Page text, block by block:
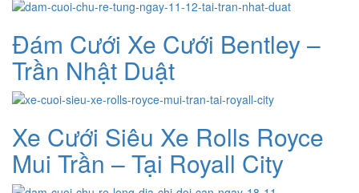
Đám Cưới Xe Cưới Bentley –
Trần Nhật Duật
Xe Cưới Siêu Xe Rolls Royce
Mui Trần – Tại Royall City